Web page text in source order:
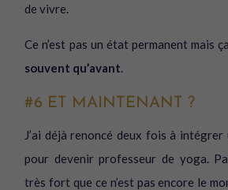
de vivre.
Ce n’est pas un état permanent mais
souvent qu’avant
#6 ET MAINTENANT ?
J’ai déjà renoncé deux fois à
pour devenir professeur de yoga.
très fort que ce n’est pas encore le